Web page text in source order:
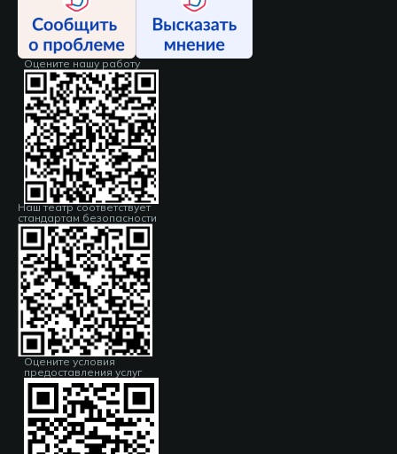
Оцените нашу работу
Наш театр соответствует
стандартам безопасности
Оцените условия
предоставления услуг